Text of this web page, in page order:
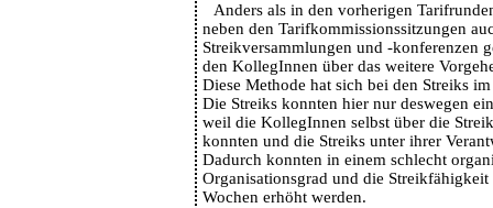
Anders als in den vorherigen
neben den Tarifkommissionssitzungen
Streikversammlungen und -konferenzen
den KollegInnen über das weitere
Diese Methode hat sich bei den Streiks
Die Streiks konnten hier nur deswegen
weil die KollegInnen selbst über die
konnten und die Streiks unter ihrer
Dadurch konnten in einem schlecht
Organisationsgrad und die
Wochen erhöht werden.